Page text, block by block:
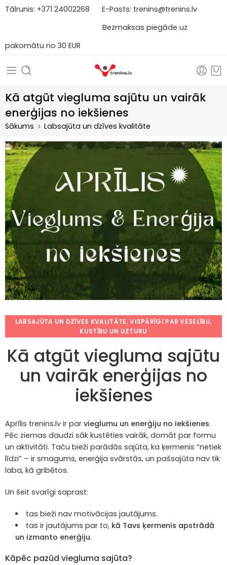
Tālrunis: +371 24002268 E-Pasts: trenins@trenins.lv
Bezmaksas piegāde uz
pakomātu no 30 EUR
Kā atgūt viegluma sajūtu un vairāk
enerģijas no iekšienes
Sākums Labsajūta un dzīves kvalitāte
LABSAJŪTA UN DZĪVES KVALITĀTE,VISPĀRĪGI PAR VESELĪBU,
KUSTĪBU UN UZTURU
Kā atgūt viegluma sajūtu
un vairāk enerģijas no
iekšienes
Aprīlis trenins.lv ir par vieglumu un enerģiju no iekšienes.
Pēc ziemas daudzi sāk kustēties vairāk, domāt par formu
un aktivitāti. Taču bieži parādās sajūta, ka ķermenis “netiek
līdzi” – ir smagums, enerģija svārstās, un pašsajūta nav tik
laba, kā gribētos.
Un šeit svarīgi saprast:
tas bieži nav motivācijas jautājums.
tas ir jautājums par to, kā Tavs ķermenis apstrādā
un izmanto enerģiju.
Kāpēc pazūd viegluma sajūta?